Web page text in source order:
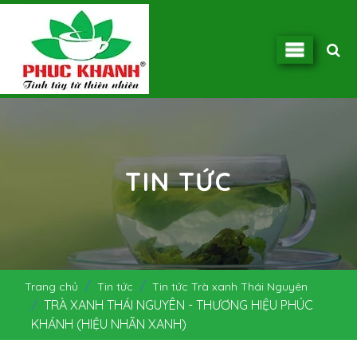
TIN TỨC
Trang chủ Tin tức Tin tức Trà xanh Thái Nguyên
TRÀ XANH THÁI NGUYÊN - THƯƠNG HIỆU PHÚC
KHÁNH (HIỆU NHÃN XANH)